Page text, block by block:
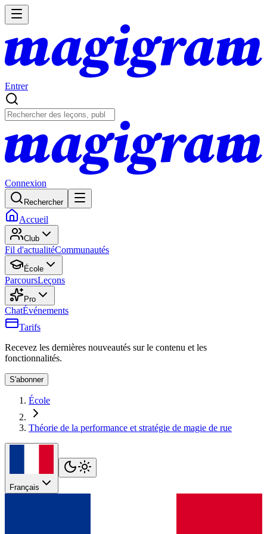
Entrer
Connexion
Rechercher
Accueil
Club
Fil d'actualitéCommunautés
École
ParcoursLeçons
Pro
ChatÉvénements
Tarifs
Recevez les dernières nouveautés sur le contenu et les
fonctionnalités.
S'abonner
École
Théorie de la performance et stratégie de magie de rue
Français